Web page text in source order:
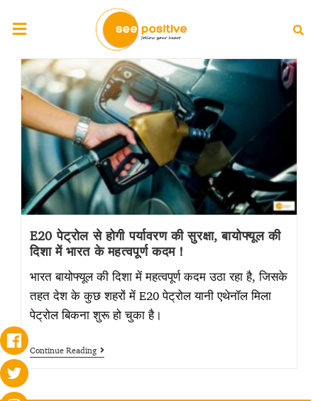
E20 पेट्रोल से होगी पर्यावरण की सुरक्षा, बायोफ्यूल की
दिशा में भारत के महत्वपूर्ण कदम !
भारत बायोफ्यूल की दिशा में महत्वपूर्ण कदम उठा रहा है, जिसके
तहत देश के कुछ शहरों में E20 पेट्रोल यानी एथेनॉल मिला
पेट्रोल बिकना शुरू हो चुका है।
Continue Reading